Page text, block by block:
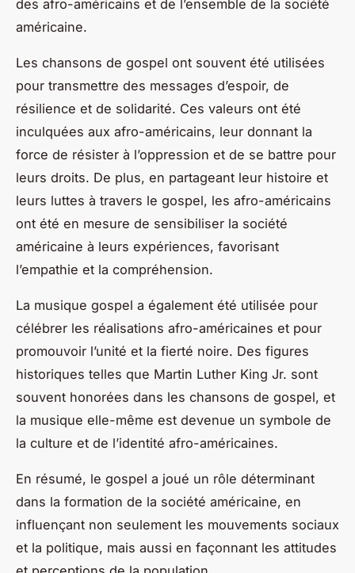
des afro-américains et de l’ensemble de la société
américaine.
Les chansons de gospel ont souvent été utilisées
pour transmettre des messages d’espoir, de
résilience et de solidarité. Ces valeurs ont été
inculquées aux afro-américains, leur donnant la
force de résister à l’oppression et de se battre pour
leurs droits. De plus, en partageant leur histoire et
leurs luttes à travers le gospel, les afro-américains
ont été en mesure de sensibiliser la société
américaine à leurs expériences, favorisant
l’empathie et la compréhension.
La musique gospel a également été utilisée pour
célébrer les réalisations afro-américaines et pour
promouvoir l’unité et la fierté noire. Des figures
historiques telles que Martin Luther King Jr. sont
souvent honorées dans les chansons de gospel, et
la musique elle-même est devenue un symbole de
la culture et de l’identité afro-américaines.
En résumé, le gospel a joué un rôle déterminant
dans la formation de la société américaine, en
influençant non seulement les mouvements sociaux
et la politique, mais aussi en façonnant les attitudes